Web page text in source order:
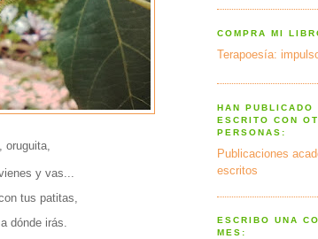
oruguita,
y vas...
tus patitas,
dónde irás.
COMPRA MI
Terapoesía:
HAN PUBLICADO
ESCRITO CON
PERSONAS:
Publicaciones
escritos
ESCRIBO UNA
MES: